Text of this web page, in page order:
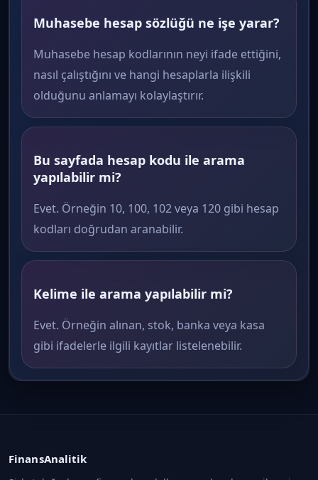
Muhasebe hesap sözlüğü ne işe yarar?
Muhasebe hesap kodlarının neyi ifade ettiğini,
nasıl çalıştığını ve hangi hesaplarla ilişkili
olduğunu anlamayı kolaylaştırır.
Bu sayfada hesap kodu ile arama
yapılabilir mi?
Evet. Örneğin 10, 100, 102 veya 120 gibi hesap
kodları doğrudan aranabilir.
Kelime ile arama yapılabilir mi?
Evet. Örneğin alınan, stok, banka veya kasa
gibi ifadelerle ilgili kayıtlar listelenebilir.
FinansAnalitik